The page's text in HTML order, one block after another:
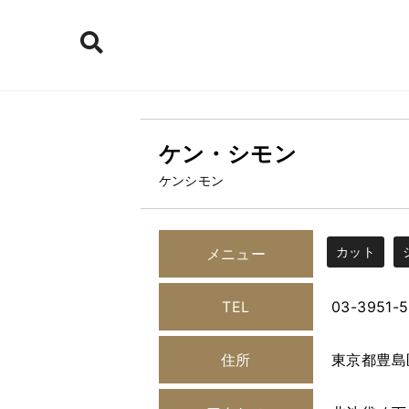
ケン・シモン
ケンシモン
メニュー カット
TEL 03-3951-
住所 東京都豊